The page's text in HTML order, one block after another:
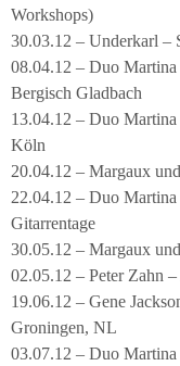
Workshops)
30.03.12 – Underkarl –
08.04.12 – Duo
Bergisch Gladbach
13.04.12 – Duo
Köln
20.04.12 – Margaux
22.04.12 – Duo
Gitarrentage
30.05.12 – Margaux
02.05.12 – Peter Zahn
19.06.12 – Gene
Groningen, NL
03.07.12 – Duo